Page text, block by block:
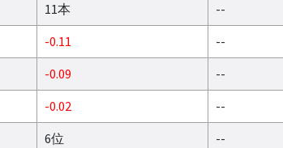
11本
--
-0.11
--
-0.09
--
-0.02
--
6位
--